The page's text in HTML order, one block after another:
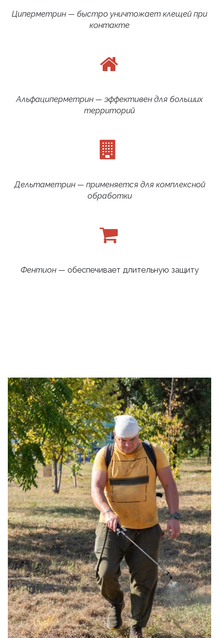
Циперметрин — быстро уничтожает клещей при
контакте
Альфациперметрин — эффективен для больших
территорий
Дельтаметрин — применяется для комплексной
обработки
Фентион— обеспечивает длительную защиту